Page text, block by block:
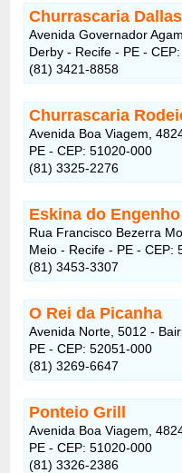
Churrascaria Dallas
Avenida Governador
Derby - Recife - PE -
(81) 3421-8858
Churrascaria
Avenida Boa Viagem,
PE - CEP: 51020-000
(81) 3325-2276
Eskina do
Rua Francisco Bezerra
Meio - Recife - PE - CEP:
(81) 3453-3307
O Rei da Picanha
Avenida Norte, 5012 -
PE - CEP: 52051-000
(81) 3269-6647
Ponteio Grill
Avenida Boa Viagem,
PE - CEP: 51020-000
(81) 3326-2386